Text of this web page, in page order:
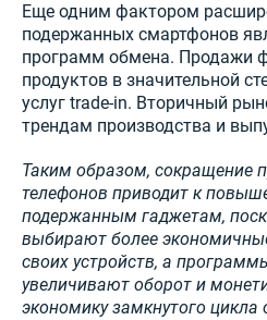
Еще одним фактором
подержанных смартфонов
программ обмена. Продажи
продуктов в значительной
услуг trade-in. Вторичный
трендам производства и
Таким образом, сокращение
телефонов приводит к
подержанным гаджетам,
выбирают более
своих устройств, а
увеличивают оборот и
экономику замкнутого цикла